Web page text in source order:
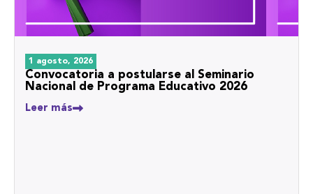
1 agosto, 2026
Convocatoria a postularse al Seminario
Nacional de Programa Educativo 2026
Leer más